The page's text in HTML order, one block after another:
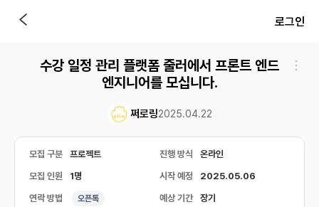
로그인
수강 일정 관리 플랫폼 줄러에서 프론트 엔드
엔지니어를 모십니다.
쩌로링2025.04.22
모집 구분 프로젝트 진행 방식 온라인
모집 인원 1명 시작 예정 2025.05.06
연락 방법 오픈톡 예상 기간 장기